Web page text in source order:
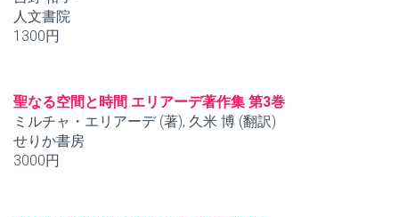
人文書院
1300円
聖なる空間と時間 エリアーデ著作集 第3巻
ミルチャ・エリアーデ (著), 久米 博 (翻訳)
せりか書房
3000円